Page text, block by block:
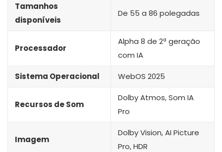
Tamanhos
disponíveis
De 55 a 86 polegadas
Processador
Alpha 8 de 2ª geração
com IA
Sistema Operacional WebOS 2025
Recursos de Som
Dolby Atmos, Som IA
Pro
Imagem
Dolby Vision, AI Picture
Pro, HDR